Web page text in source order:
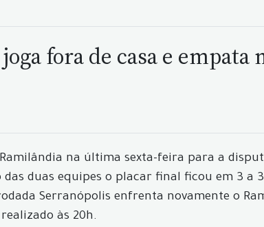
fora de casa e
na última sexta-feira para a
duas equipes o placar final ficou em 3 a
Serranópolis enfrenta novamente o
às 20h.